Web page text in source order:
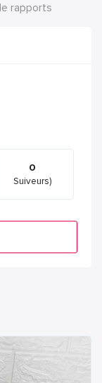
rapports
0
Suiveurs)